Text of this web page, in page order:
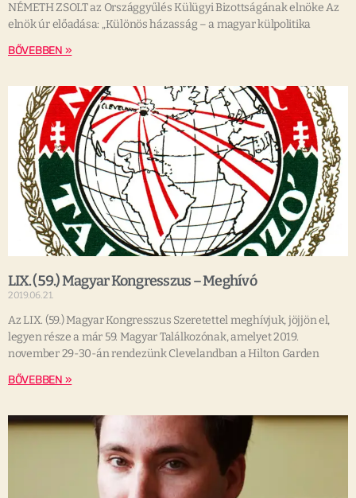
NÉMETH ZSOLT az Országgyűlés Külügyi Bizottságának elnöke Az
elnök úr előadása: „Különös házasság – a magyar külpolitika
BŐVEBBEN »
LIX. (59.) Magyar Kongresszus – Meghívó
2019.06.21.
Az LIX. (59.) Magyar Kongresszus Szeretettel meghívjuk, jöjjön el,
legyen része a már 59. Magyar Találkozónak, amelyet 2019.
november 29-30-án rendezünk Clevelandban a Hilton Garden
BŐVEBBEN »